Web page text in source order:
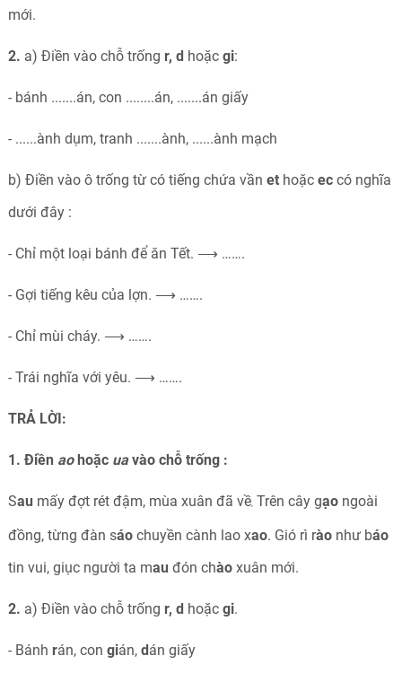
mới.
2. a) Điền vào chỗ trống r, dhoặc gi:
- bánh .......án, con ........án, .......án giấy
- ......ành dụm, tranh .......ành, ......ành mạch
b) Điền vào ô trống từ có tiếng chứa vần ethoặc eccó nghĩa
dưới đây :
- Chỉ một loại bánh để ăn Tết. ⟶ …….
- Gợi tiếng kêu của lợn. ⟶ …….
- Chỉ mùi cháy. ⟶ …….
- Trái nghĩa với yêu. ⟶ …….
TRẢ LỜI:
1. Điền aohoặc uavào chỗ trống :
Sau mấy đợt rét đậm, mùa xuân đã về,Trên cây gạongoài
đồng, từng đàn sáochuyền cành lao xao. Gió rì ràonhư báo
tin vui, giục người ta mau đón chàoxuân mới.
2. a) Điền vào chỗ trống r, dhoặc gi.
- Bánh rán, con gián, dán giấy